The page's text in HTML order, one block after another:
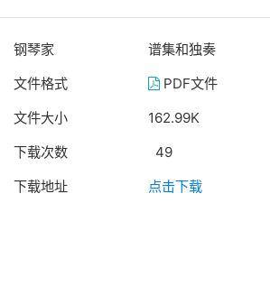
钢琴家
谱集和独奏
文件格式
PDF文件
文件大小
162.99K
下载次数
49
下载地址
点击下载